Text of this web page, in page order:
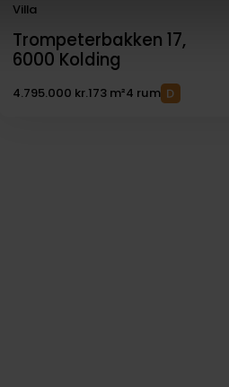
Villa
Trompeterbakken 17,
6000 Kolding
4.795.000 kr.173 m²4 rum